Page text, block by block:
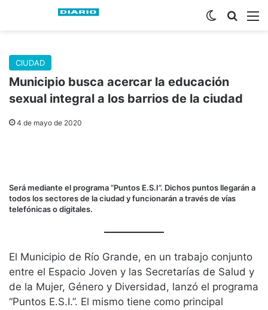
Buscar
Switch skin
CIUDAD
Municipio busca acercar la educación
sexual integral a los barrios de la ciudad
4 de mayo de 2020
Será mediante el programa “Puntos E.S.I”. Dichos puntos llegarán a
todos los sectores de la ciudad y funcionarán a través de vías
telefónicas o digitales.
El Municipio de Río Grande, en un trabajo conjunto
entre el Espacio Joven y las Secretarías de Salud y
de la Mujer, Género y Diversidad, lanzó el programa
“Puntos E.S.I.”. El mismo tiene como principal